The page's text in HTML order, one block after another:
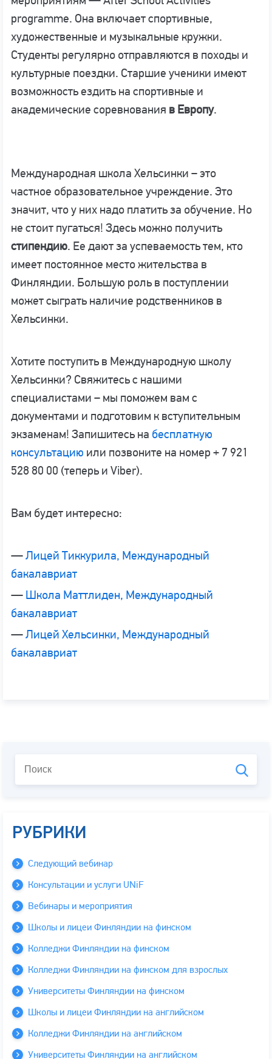
programme. Она включает спортивные,
художественные и музыкальные кружки.
Студенты регулярно отправляются в походы и
культурные поездки. Старшие ученики имеют
возможность ездить на спортивные и
академические соревнования в Европу.
Международная школа Хельсинки – это
частное образовательное учреждение. Это
значит, что у них надо платить за обучение. Но
не стоит пугаться! Здесь можно получить
стипендию. Ее дают за успеваемость тем, кто
имеет постоянное место жительства в
Финляндии. Большую роль в поступлении
может сыграть наличие родственников в
Хельсинки.
Хотите поступить в Международную школу
Хельсинки? Свяжитесь с нашими
специалистами – мы поможем вам с
документами и подготовим к вступительным
экзаменам! Запишитесь на бесплатную
консультацию или позвоните на номер + 7 921
528 80 00 (теперь и Viber).
Вам будет интересно:
—Лицей Тиккурила, Международный
бакалавриат
— Школа Маттлиден, Международный
бакалавриат
—Лицей Хельсинки, Международный
бакалавриат
РУБРИКИ
Следующий вебинар
Консультации и услуги UNiF
Вебинары и мероприятия
Школы и лицеи Финляндии на финском
Колледжи Финляндии на финском
Колледжи Финляндии на финском для взрослых
Университеты Финляндии на финском
Школы и лицеи Финляндии на английском
Колледжи Финляндии на английском
Университеты Финляндии на английском